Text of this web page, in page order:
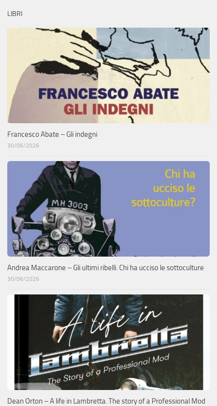
LIBRI
Francesco Abate – Gli indegni
30/06/2026
Andrea Maccarone – Gli ultimi ribelli. Chi ha ucciso le sottoculture
30/06/2026
Dean Orton – A life in Lambretta. The story of a Professional Mod